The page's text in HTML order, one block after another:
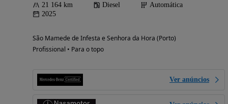
21 164 km Diesel
Automática
2025
São Mamede de Infesta e Senhora da Hora (Porto)
Profissional • Para o topo
Ver anúncios